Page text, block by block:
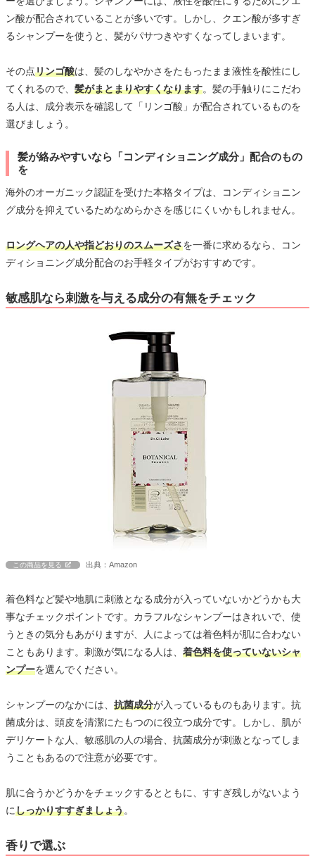
ン酸が配合されていることが多いです。しかし、クエン酸が多すぎ
るシャンプーを使うと、髪がパサつきやすくなってしまいます。
その点リンゴ酸は、髪のしなやかさをたもったまま液性を酸性にし
てくれるので、 髪がまとまりやすくなります。髪の手触りにこだわ
る人は、成分表示を確認して「リンゴ酸」が配合されているものを
選びましょう。
髪が絡みやすいなら「コンディショニング成分」配合のもの
を
海外のオーガニック認証を受けた本格タイプは、コンディショニン
グ成分を抑えているためなめらかさを感じにくいかもしれません。
ロングヘアの人や指どおりのスムーズさを一番に求めるなら、コン
ディショニング成分配合のお手軽タイプがおすすめです。
敏感肌なら刺激を与える成分の有無をチェック
この商品を見る 出典：Amazon
着色料など髪や地肌に刺激となる成分が入っていないかどうかも大
事なチェックポイントです。カラフルなシャンプーはきれいで、使
うときの気分もあがりますが、人によっては着色料が肌に合わない
こともあります。刺激が気になる人は、 着色料を使っていないシャ
ンプーを選んでください。
シャンプーのなかには、 抗菌成分が入っているものもあります。抗
菌成分は、頭皮を清潔にたもつのに役立つ成分です。しかし、肌が
デリケートな人、敏感肌の人の場合、抗菌成分が刺激となってしま
うこともあるので注意が必要です。
肌に合うかどうかをチェックするとともに、すすぎ残しがないよう
にしっかりすすぎましょう。
香りで選ぶ